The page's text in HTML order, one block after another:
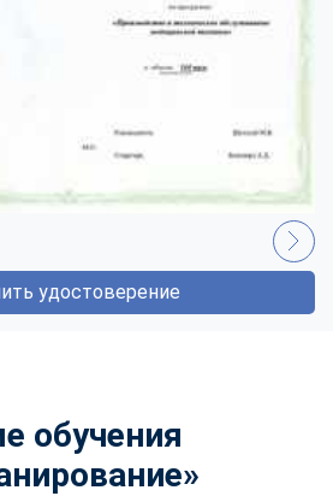
удостоверение
обучения